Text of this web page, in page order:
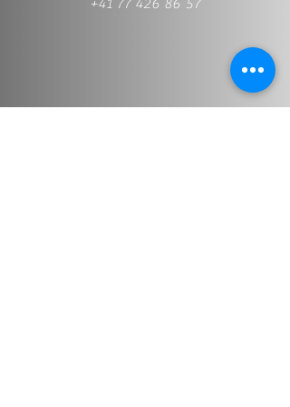
+41 77 426 86 57